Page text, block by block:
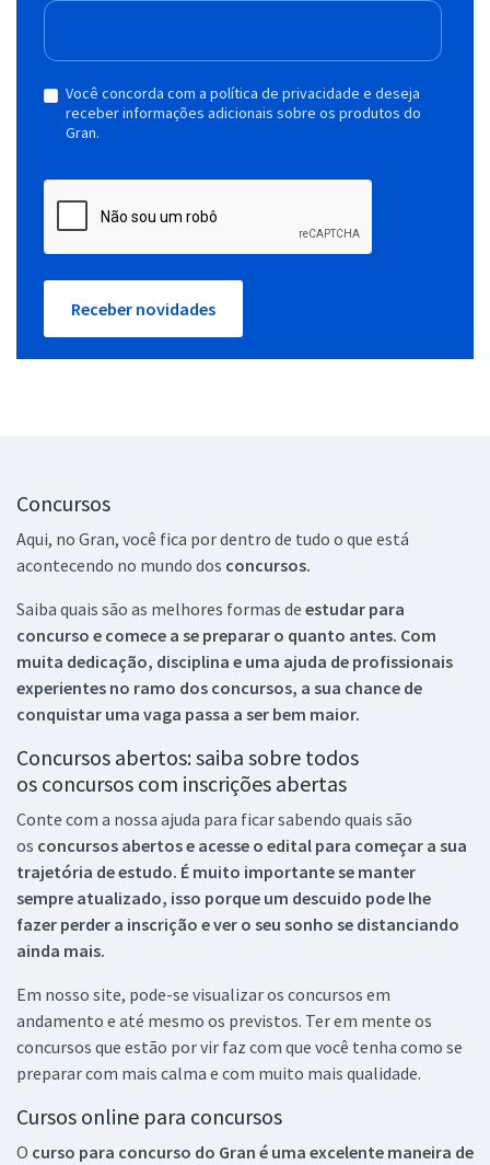
Você concorda com a política de privacidade e deseja
receber informações adicionais sobre os produtos do
Gran.
Receber novidades
Concursos
Aqui, no Gran, você fica por dentro de tudo o que está
acontecendo no mundo dos concursos.
Saiba quais são as melhores formas de estudar para
concurso e comece a se preparar o quanto antes. Com
muita dedicação, disciplina e uma ajuda de profissionais
experientes no ramo dos concursos, a sua chance de
conquistar uma vaga passa a ser bem maior.
Concursos abertos: saiba sobre todos
os concursos com inscrições abertas
Conte com a nossa ajuda para ficar sabendo quais são
os concursos abertos e acesse o edital para começar a sua
trajetória de estudo. É muito importante se manter
sempre atualizado, isso porque um descuido pode lhe
fazer perder a inscrição e ver o seu sonho se distanciando
ainda mais.
Em nosso site, pode-se visualizar os concursos em
andamento e até mesmo os previstos. Ter em mente os
concursos que estão por vir faz com que você tenha como se
preparar com mais calma e com muito mais qualidade.
Cursos online para concursos
O curso para concurso do Gran é uma excelente maneira de